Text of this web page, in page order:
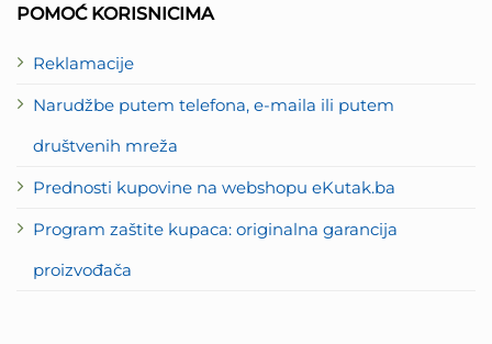
POMOĆ KORISNICIMA
Reklamacije
Narudžbe putem telefona, e-maila ili putem
društvenih mreža
Prednosti kupovine na webshopu eKutak.ba
Program zaštite kupaca: originalna garancija
proizvođača